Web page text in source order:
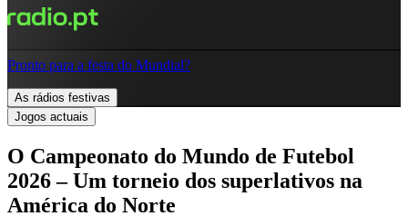
Pronto para a festa do Mundial?
As rádios festivas
Jogos actuais
O Campeonato do Mundo de Futebol
2026 – Um torneio dos superlativos na
América do Norte